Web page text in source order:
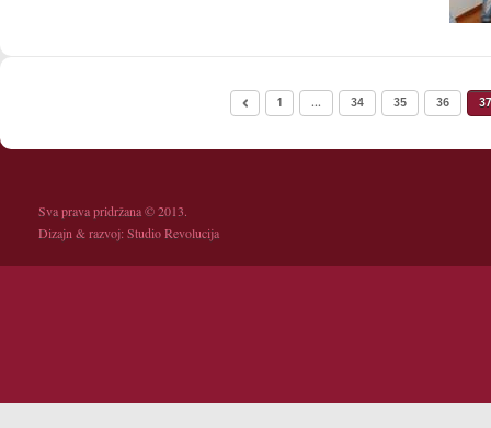
1 ... 34 35 36 37
Sva prava pridržana © 2013.
Dizajn & razvoj:Studio Revolucija